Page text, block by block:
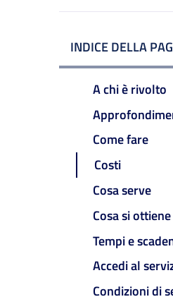
INDICE DELLA
A chi è rivolto
Come fare
Costi
Cosa serve
Cosa si ottiene
Tempi e
Accedi al
Condizioni di